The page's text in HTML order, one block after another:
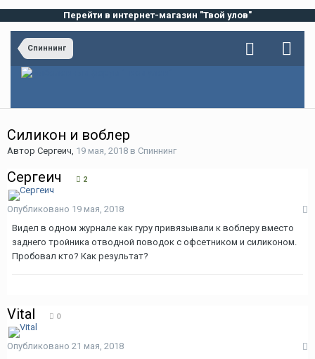
Перейти в интернет-магазин "Твой улов"
Спиннинг
Силикон и воблер
Автор Сергеич, 19 мая, 2018 в Спиннинг
Сергеич 2
Опубликовано 19 мая, 2018
Видел в одном журнале как гуру привязывали к воблеру вместо
заднего тройника отводной поводок с офсетником и силиконом.
Пробовал кто? Как результат?
Vital 0
Опубликовано 21 мая, 2018